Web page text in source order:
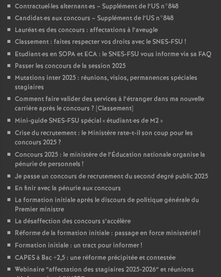
Contractuel·les alternant·es – Supplément de l’US n°848
Candidat·es aux concours – Supplément de l’US n°848
Lauréat·es des concours : affectations à l’aveugle
Classement : faites respecter vos droits avec le SNES-FSU !
Etudiant·es en SOPA et ECA : le SNES-FSU vous informe via sa FAQ
Passer les concours de la session 2025
Mutations inter 2025 : réunions, visios, permanences spéciales
stagiaires
Comment faire valider des services à l’étranger dans ma nouvelle
carrière après le concours ? [Classement]
Mini-guide SNES-FSU spécial «étudiant·es de M2»
Crise du recrutement : le Ministère rate-t-il son coup pour les
concours 2025?
Concours 2025 : le ministère de l’Éducation nationale organise la
pénurie de personnels !
Je passe un concours de recrutement du second degré public 2025
En finir avec la pénurie aux concours
La formation initiale après le discours de politique générale du
Premier ministre
La désaffection des concours s’accélère
Réforme de la formation initiale : passage en force ministériel!
Formation initiale : un tract pour informer!
CAPES à Bac +2,5 : une réforme précipitée et contestée
Webinaire “affectation des stagiaires 2025-2026” et réunions